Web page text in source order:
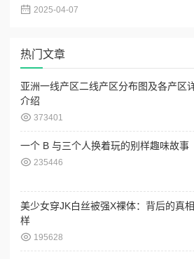
2025-04-07
热门文章
亚洲一线产区二线产区分布图及各产区
介绍
373401
一个 B 与三个人换着玩的别样趣味故事
235446
美少女穿JK白丝被强X裸体：背后的真
样
195628